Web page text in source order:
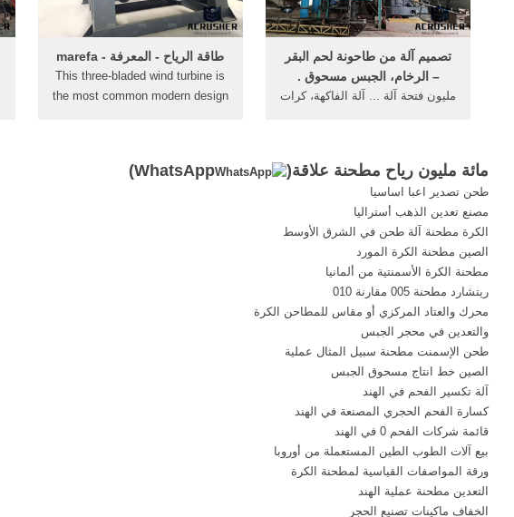
طاقة الرياح - المعرفة - marefa
This three-bladed wind turbine is
the most common modern design
تصميم آلة من طاحونة لحم البقر
– الرخام، الجبس مسحوق .
مليون فتحة آلة ... آلة الفاكهة، كرات
مائة مليون رياح مطحنة علاقة( WhatsApp
)
طحن تصدير اعبا اساسيا
مصنع تعدين الذهب أستراليا
الكرة مطحنة آلة طحن في الشرق الأوسط
الصين مطحنة الكرة المورد
مطحنة الكرة الأسمنتية من ألمانيا
ريتشارد مطحنة 005 مقارنة 010
محرك والعتاد المركزي أو مقاس للمطاحن الكرة
والتعدين في محجر الجبس
طحن الإسمنت مطحنة سبيل المثال عملية
الصين خط انتاج مسحوق الجبس
آلة تكسير الفحم في الهند
كسارة الفحم الحجري المصنعة في الهند
قائمة شركات الفحم 0 في الهند
بيع آلات الطوب الطين المستعملة من أوروبا
ورقة المواصفات القياسية لمطحنة الكرة
التعدين مطحنة عملية الهند
الخفاف ماكينات تصنيع الحجر